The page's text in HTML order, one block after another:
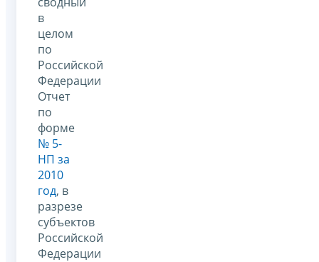
в
целом
по
Российской
Федерации
Отчет
по
форме
№ 5-
НП за
2010
год, в
разрезе
субъектов
Российской
Федерации